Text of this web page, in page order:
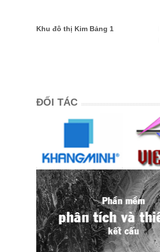
Khu đô thị Kim Bảng 1
ĐỐI TÁC